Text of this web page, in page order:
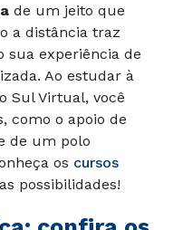
de um jeito que
a distância traz
sua experiência de
Ao estudar à
Sul Virtual, você
como o apoio de
de um polo
os cursos
possibilidades!